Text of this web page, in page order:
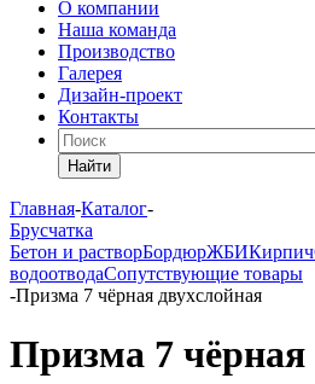
О компании
Наша команда
Производство
Галерея
Дизайн-проект
Контакты
Найти
Главная-Каталог-
Брусчатка
Бетон и растворБордюрЖБИКирпич
водоотводаСопутствующие товары
-Призма 7 чёрная двухслойная
Призма 7 чёрная